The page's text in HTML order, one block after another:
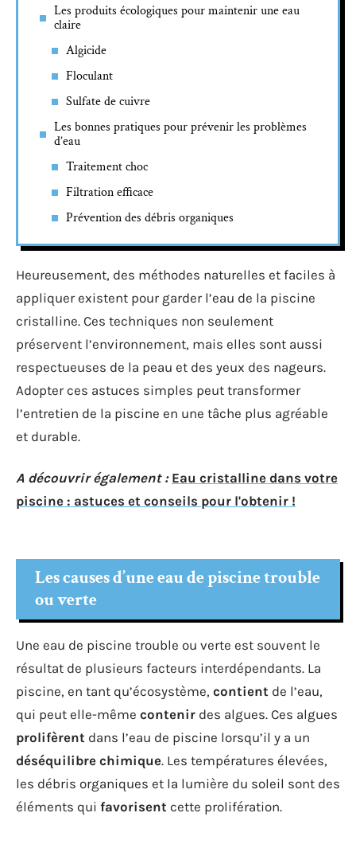
Les produits écologiques pour maintenir une eau
claire
Algicide
Floculant
Sulfate de cuivre
Les bonnes pratiques pour prévenir les problèmes
d’eau
Traitement choc
Filtration efficace
Prévention des débris organiques
Heureusement, des méthodes naturelles et faciles à
appliquer existent pour garder l’eau de la piscine
cristalline. Ces techniques non seulement
préservent l’environnement, mais elles sont aussi
respectueuses de la peau et des yeux des nageurs.
Adopter ces astuces simples peut transformer
l’entretien de la piscine en une tâche plus agréable
et durable.
A découvrir également : Eau cristalline dans votre
piscine : astuces et conseils pour l'obtenir !
Les causes d’une eau de piscine trouble
ou verte
Une eau de piscine trouble ou verte est souvent le
résultat de plusieurs facteurs interdépendants. La
piscine, en tant qu’écosystème, contient de l’eau,
qui peut elle-même contenir des algues. Ces algues
prolifèrent dans l’eau de piscine lorsqu’il y a un
déséquilibre chimique. Les températures élevées,
les débris organiques et la lumière du soleil sont des
éléments qui favorisent cette prolifération.